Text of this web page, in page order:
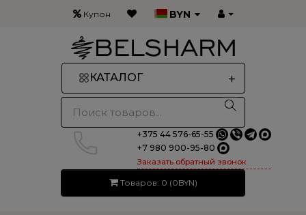
Купон BYN
+
КАТАЛОГ
+375 44 576-65-55
+7 980 900-95-80
Заказать обратный звонок
Товаров: 0 (0BYN)